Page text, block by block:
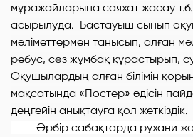
мұражайларына саяхат жасау
асырылуда. Бастауыш сынып
мәліметтермен танысып, алған
ребус, сөз жұмбақ құрастырып,
Оқушылардың алған білімін
мақсатында «Постер» әдісін
деңгейін анықтауға қол жеткіздік.
Әрбір сабақтарда рухани